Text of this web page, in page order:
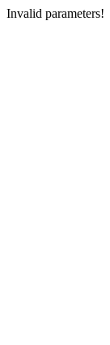
Invalid parameters!